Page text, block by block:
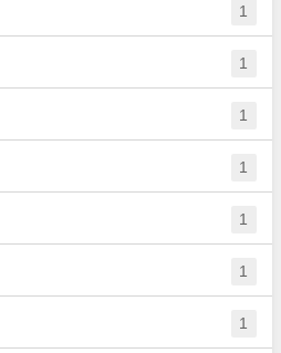
1
1
1
1
1
1
1